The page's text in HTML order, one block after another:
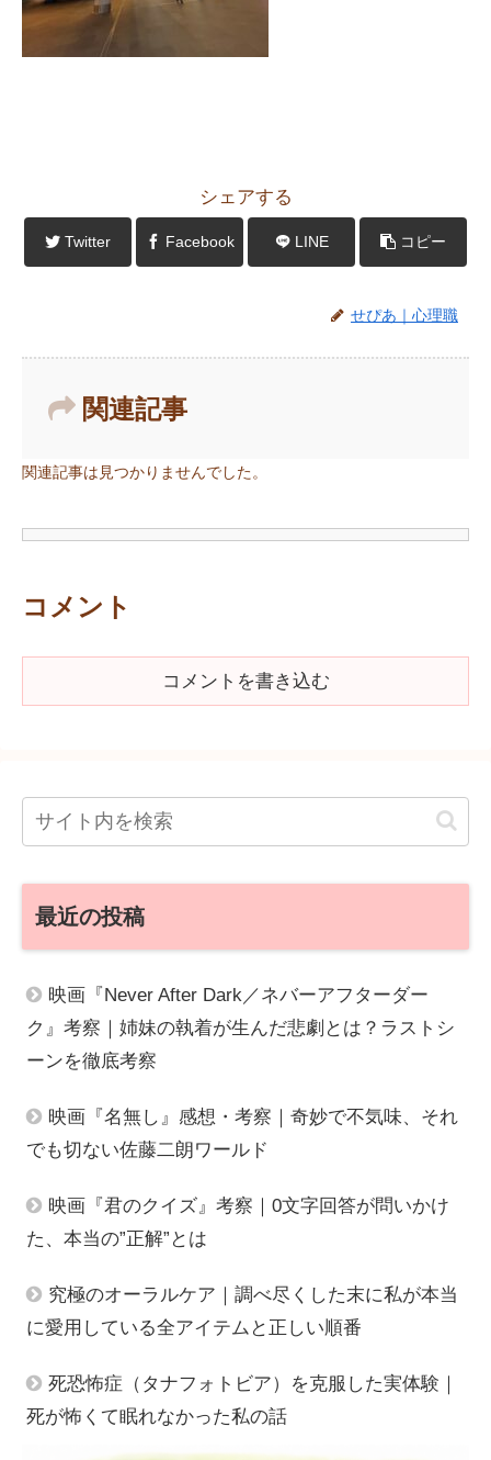
シェアする
Twitter Facebook LINE コピー
せぴあ｜心理職
関連記事
関連記事は見つかりませんでした。
コメント
コメントを書き込む
最近の投稿
映画『Never After Dark／ネバーアフターダー
ク』考察｜姉妹の執着が生んだ悲劇とは？ラストシ
ーンを徹底考察
映画『名無し』感想・考察｜奇妙で不気味、それ
でも切ない佐藤二朗ワールド
映画『君のクイズ』考察｜0文字回答が問いかけ
た、本当の”正解”とは
究極のオーラルケア｜調べ尽くした末に私が本当
に愛用している全アイテムと正しい順番
死恐怖症（タナフォトビア）を克服した実体験｜
死が怖くて眠れなかった私の話